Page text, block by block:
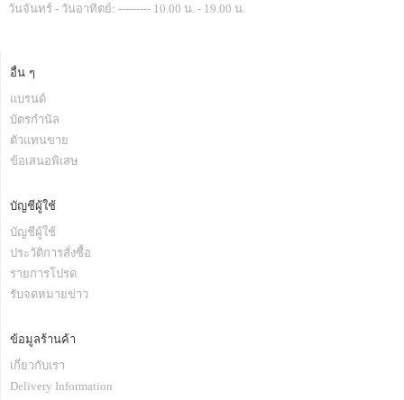
วันจันทร์ - วันอาทิตย์: --------- 10.00 น. - 19.00 น.
อื่น ๆ
แบรนด์
บัตรกำนัล
ตัวแทนขาย
ข้อเสนอพิเสษ
บัญชีผู้ใช้
บัญชีผู้ใช้
ประวัติการสั่งซื้อ
รายการโปรด
รับจดหมายข่าว
ข้อมูลร้านค้า
เกี่ยวกับเรา
Delivery Information